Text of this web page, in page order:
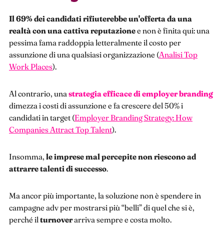
Il 69% dei candidati rifiuterebbe un'offerta da una
realtà con una cattiva reputazionee non è finita qui: una
pessima fama raddoppia letteralmente il costo per
assunzione di una qualsiasi organizzazione (Analisi Top
Work Places).
Al contrario, unastrategia efficace di employer branding
dimezza i costi di assunzione e fa crescere del 50% i
candidati in target (Employer Branding Strategy: How
Companies Attract Top Talent).
Insomma, le imprese mal percepite non riescono ad
attrarre talenti di successo.
Ma ancor più importante, la soluzione non è spendere in
campagne adv per mostrarsi più “belli” di quel che si è,
perché ilturnoverarriva sempre e costa molto.